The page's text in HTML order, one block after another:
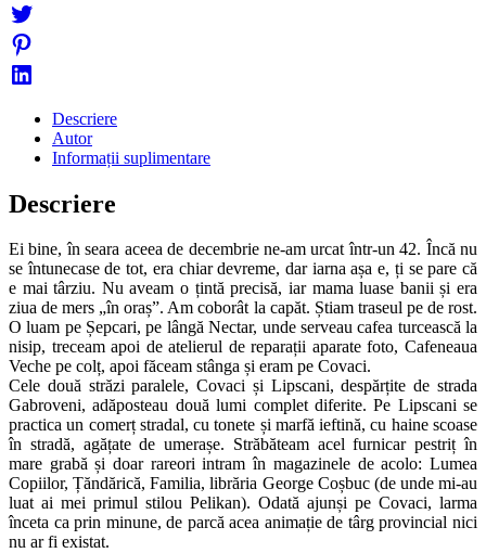
Descriere
Autor
Informații suplimentare
Descriere
Ei bine, în seara aceea de decembrie ne-am urcat într-un 42. Încă nu
se întunecase de tot, era chiar devreme, dar iarna așa e, ți se pare că
e mai târziu. Nu aveam o țintă precisă, iar mama luase banii și era
ziua de mers „în oraș”. Am coborât la capăt. Știam traseul pe de rost.
O luam pe Șepcari, pe lângă Nectar, unde serveau cafea turcească la
nisip, treceam apoi de atelierul de reparații aparate foto, Cafeneaua
Veche pe colț, apoi făceam stânga și eram pe Covaci.
Cele două străzi paralele, Covaci și Lipscani, despărțite de strada
Gabroveni, adăposteau două lumi complet diferite. Pe Lipscani se
practica un comerț stradal, cu tonete și marfă ieftină, cu haine scoase
în stradă, agățate de umerașe. Străbăteam acel furnicar pestriț în
mare grabă și doar rareori intram în magazinele de acolo: Lumea
Copiilor, Țăndărică, Familia, librăria George Coșbuc (de unde mi-au
luat ai mei primul stilou Pelikan). Odată ajunși pe Covaci, larma
înceta ca prin minune, de parcă acea animație de târg provincial nici
nu ar fi existat.